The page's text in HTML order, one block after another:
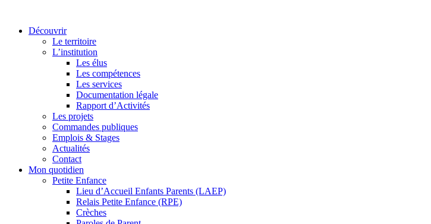
Découvrir
Le territoire
L’institution
Les élus
Les compétences
Les services
Documentation légale
Rapport d’Activités
Les projets
Commandes publiques
Emplois & Stages
Actualités
Contact
Mon quotidien
Petite Enfance
Lieu d’Accueil Enfants Parents (LAEP)
Relais Petite Enfance (RPE)
Crèches